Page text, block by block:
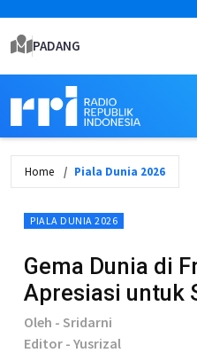
PADANG
Home Piala Dunia 2026
PIALA DUNIA 2026
Gema Dunia di
Apresiasi untuk
Oleh - Sridarni
Editor - Yusrizal